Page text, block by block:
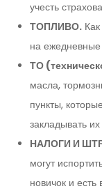
учесть
ТОПЛИВО.
на
ТО
масла,
пункты,
закладывать
НАЛОГИ И
могут
новичок и